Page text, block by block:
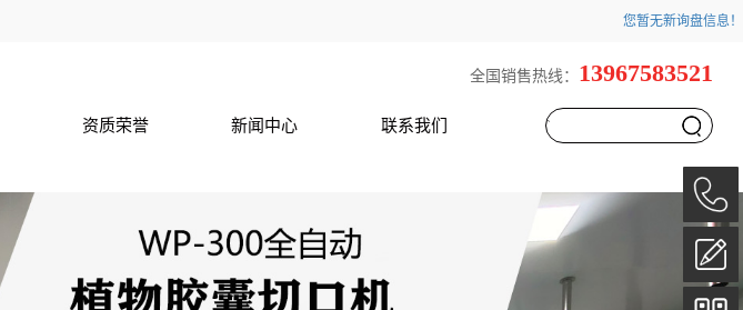
您暂无新询盘信息！
资质荣誉 新闻中心 联系我们 `
全国销售热线： 13967583521